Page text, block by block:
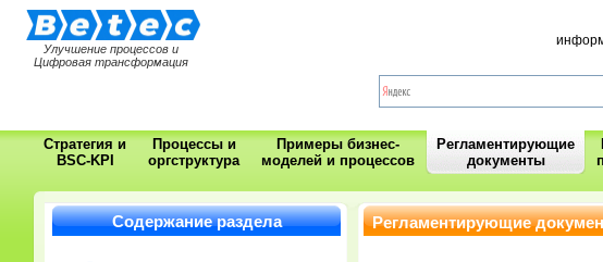
Улучшение процессов и
Цифровая трансформация
Стратегия и
BSC-KPI
Процессы и
оргструктура
Примеры бизнес-
моделей и процессов
Регламентирующие
документы
Содержание раздела Регламентирующие